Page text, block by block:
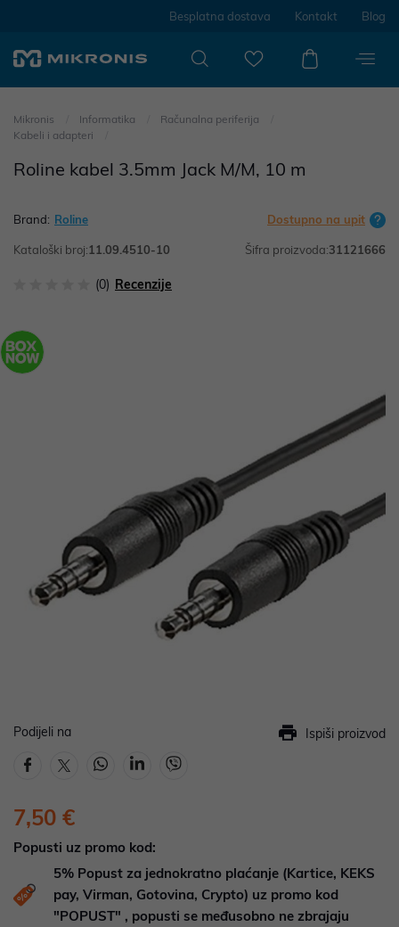
Besplatna dostava Kontakt Blog
Mikronis Informatika
Računalna periferija
Kabeli i adapteri
Roline kabel 3.5mm Jack M/M, 10 m
Brand: Roline Dostupno na upit
Kataloški broj:11.09.4510-10 Šifra proizvoda:31121666
(0) Recenzije
Podijeli na Ispiši proizvod
7,50 €
Popusti uz promo kod:
5% Popust za jednokratno plaćanje (Kartice, KEKS
pay, Virman, Gotovina, Crypto) uz promo kod
"POPUST" , popusti se međusobno ne zbrajaju